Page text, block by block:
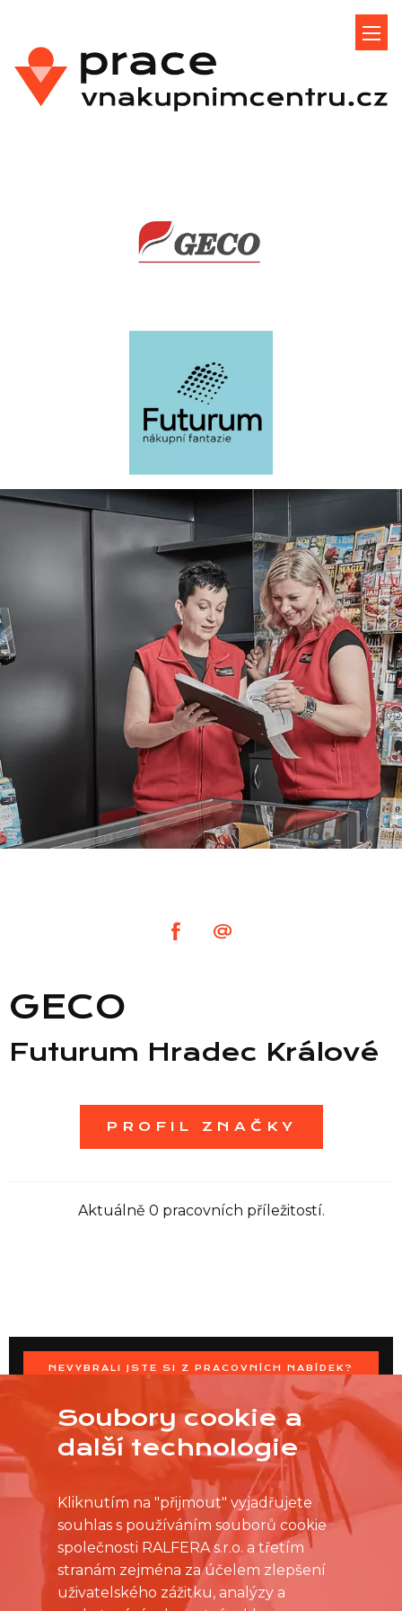
Seznam NC
GECO
Futurum Hradec Králové
PROFIL ZNAČKY
Aktuálně 0 pracovních příležitostí.
NEVYBRALI JSTE SI Z PRACOVNÍCH NABÍDEK?
OSLOVTE PRODEJNU PŘÍMO S VAŠIMI ČASOVÝMI
MOŽNOSTMI
Soubory cookie a
další technologie
Kliknutím na "přijmout" vyjadřujete
souhlas s používáním souborů cookie
společnosti RALFERA s.r.o. a třetím
stranám zejména za účelem zlepšení
uživatelského zážitku, analýzy a